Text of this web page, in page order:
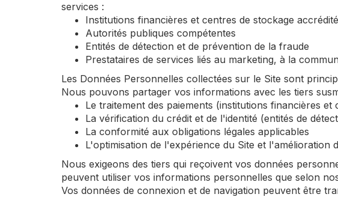
services :
Institutions financières et centres de stockage
Autorités publiques compétentes
Entités de détection et de prévention de la fraude
Prestataires de services liés au marketing, à la
Les Données Personnelles collectées sur le Site sont
Nous pouvons partager vos informations avec les tiers
Le traitement des paiements (institutions financières et
La vérification du crédit et de l'identité (entités de
La conformité aux obligations légales applicables
L'optimisation de l'expérience du Site et l'amélioration
Nous exigeons des tiers qui reçoivent vos données
peuvent utiliser vos informations personnelles que selon
Vos données de connexion et de navigation peuvent être